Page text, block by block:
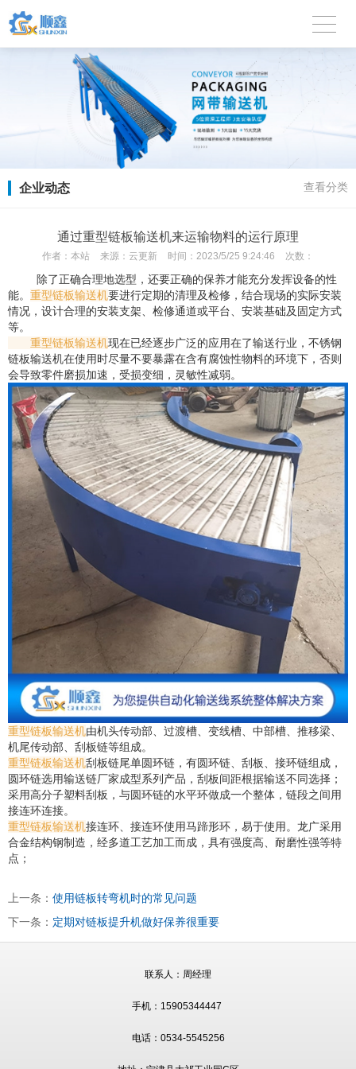
企业动态 查看分类
通过重型链板输送机来运输物料的运行原理
作者： 本站 来源： 云更新 时间： 2023/5/25 9:24:46 次数：
除了正确合理地选型，还要正确的保养才能充分发挥设备的性
能。 重型链板输送机要进行定期的清理及检修，结合现场的实际安装
情况，设计合理的安装支架、检修通道或平台、安装基础及固定方式
等。
重型链板输送机现在已经逐步广泛的应用在了输送行业，不锈钢
链板输送机在使用时尽量不要暴露在含有腐蚀性物料的环境下，否则
会导致零件磨损加速，受损变细，灵敏性减弱。
重型链板输送机由机头传动部、过渡槽、变线槽、中部槽、推移梁、
机尾传动部、刮板链等组成。
重型链板输送机刮板链尾单圆环链，有圆环链、刮板、接环链组成，
圆环链选用输送链厂家成型系列产品，刮板间距根据输送不同选择；
采用高分子塑料刮板，与圆环链的水平环做成一个整体，链段之间用
接连环连接。
重型链板输送机接连环、接连环使用马蹄形环，易于使用。龙广采用
合金结构钢制造，经多道工艺加工而成，具有强度高、耐磨性强等特
点；
上一条： 使用链板转弯机时的常见问题
下一条： 定期对链板提升机做好保养很重要
联系人：周经理
手机：15905344447
电话：0534-5545256